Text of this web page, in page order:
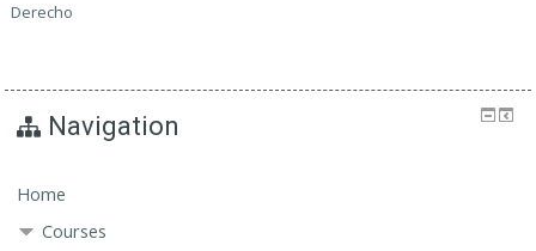
Derecho
Navigation
Home
Courses